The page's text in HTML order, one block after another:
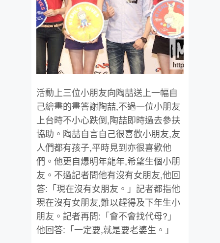
活動上三位小朋友向陶喆送上一幅自
己繪畫的畫答謝陶喆,不過一位小朋友
上台時不小心跌倒,陶喆即時過去參扶
協助。陶喆自言自己很喜歡小朋友,友
人們都有孩子,平時見到亦很喜歡他
們。他更自爆明年龍年,希望生個小朋
友。不過記者問他有沒有女朋友,他回
答:「現在沒有女朋友。」記者都指他
現在沒有女朋友,難以趕得及下年生小
朋友。記者再問:「會不會找代母?」
他回答:「一定要,就是要老婆生。」